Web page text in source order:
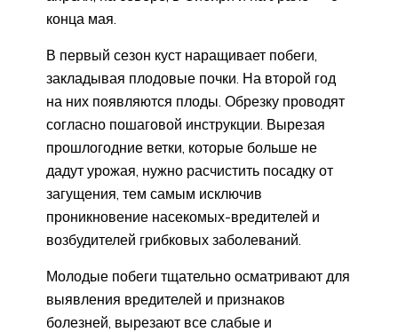
конца мая.
В первый сезон куст наращивает побеги,
закладывая плодовые почки. На второй год
на них появляются плоды. Обрезку проводят
согласно пошаговой инструкции. Вырезая
прошлогодние ветки, которые больше не
дадут урожая, нужно расчистить посадку от
загущения, тем самым исключив
проникновение насекомых-вредителей и
возбудителей грибковых заболеваний.
Молодые побеги тщательно осматривают для
выявления вредителей и признаков
болезней, вырезают все слабые и